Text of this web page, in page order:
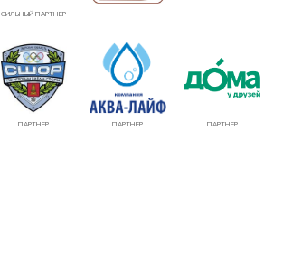
СИЛЬНЫЙ ПАРТНЕР
ПАРТНЕР ПАРТНЕР ПАРТНЕР